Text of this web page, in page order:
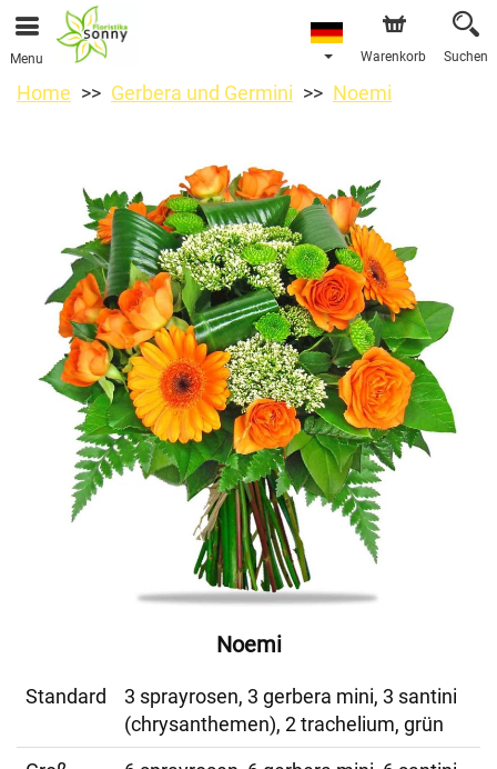
Menu Warenkorb Suchen
Home Gerbera und Germini Noemi
Noemi
Standard
3 sprayrosen, 3 gerbera mini, 3 santini
(chrysanthemen), 2 trachelium, grün